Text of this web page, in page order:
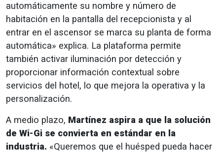
automáticamente su nombre y número de
habitación en la pantalla del recepcionista y al
entrar en el ascensor se marca su planta de forma
automática» explica. La plataforma permite
también activar iluminación por detección y
proporcionar información contextual sobre
servicios del hotel, lo que mejora la operativa y la
personalización.
A medio plazo, Martínez aspira a que la solución
de Wi-Gi se convierta en estándar en la
industria. «Queremos que el huésped pueda hacer